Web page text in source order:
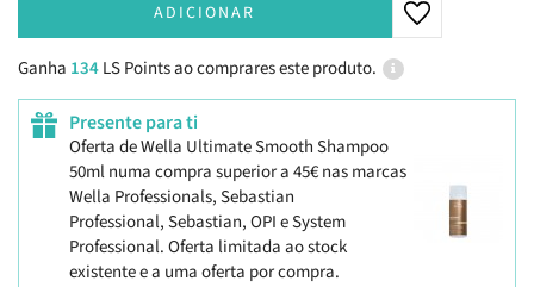
ADICIONAR
Ganha 134LS Points ao comprares este produto.
Presente para ti
Oferta de Wella Ultimate Smooth Shampoo
50ml numa compra superior a 45€ nas marcas
Wella Professionals, Sebastian
Professional, Sebastian, OPI e System
Professional. Oferta limitada ao stock
existente e a uma oferta por compra.